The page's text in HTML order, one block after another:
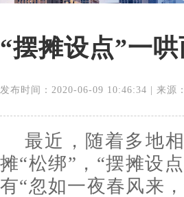
“摆摊设点”一
发布时间：2020-06-09 10:46:34 | 来源
最近，随着多地
摊“松绑”，“摆摊设
有“忽如一夜春风来